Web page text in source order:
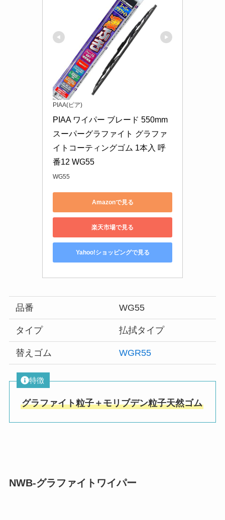
PIAA(ピア)
PIAA ワイパー ブレード 550mm
スーパーグラファイト グラファ
イトコーティングゴム 1本入 呼
番12 WG55
WG55
Amazonで見る
楽天市場で見る
Yahoo!ショッピングで見る
品番 WG55
タイプ 払拭タイプ
替えゴム WGR55
特徴
グラファイト粒子＋モリブデン粒子天然ゴム
NWB-グラファイトワイパー